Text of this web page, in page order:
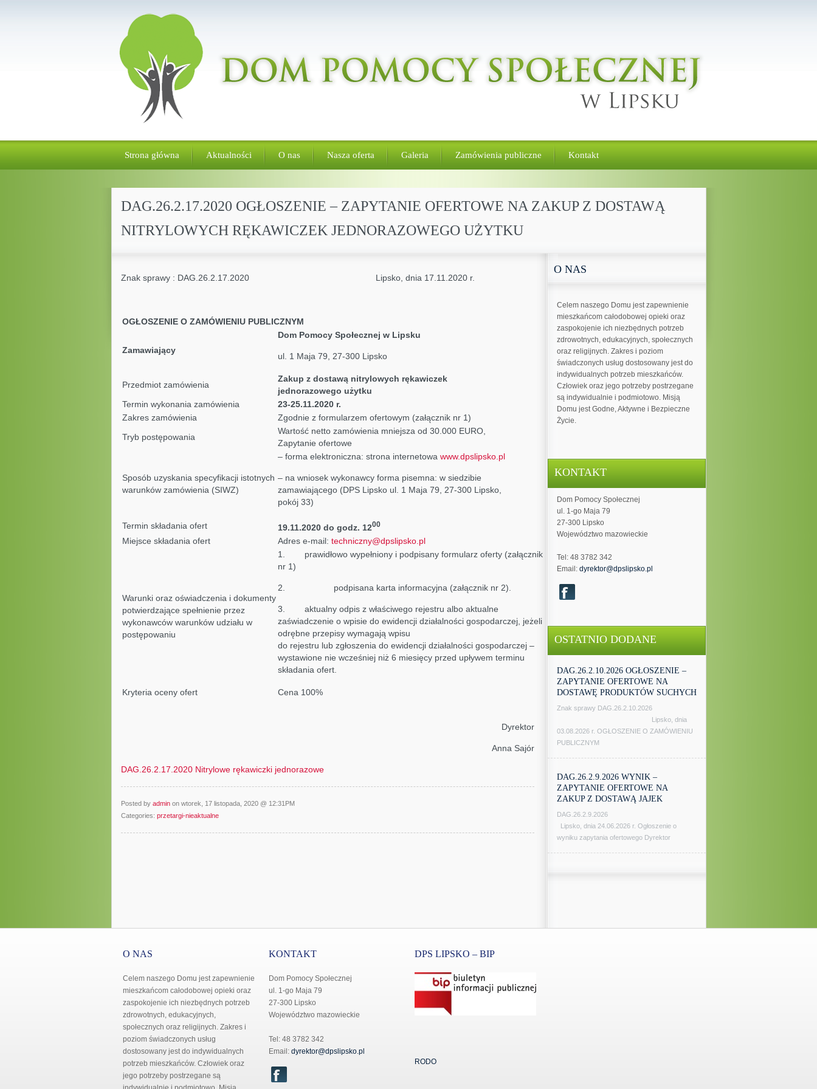
Strona główna Aktualności O nas Nasza oferta Galeria Zamówienia publiczne Kontakt
DAG.26.2.17.2020 OGŁOSZENIE – ZAPYTANIE OFERTOWE NA ZAKUP Z DOSTAWĄ
NITRYLOWYCH RĘKAWICZEK JEDNORAZOWEGO UŻYTKU
O NAS
Celem naszego Domu jest zapewnienie
mieszkańcom całodobowej opieki oraz
zaspokojenie ich niezbędnych potrzeb
zdrowotnych, edukacyjnych, społecznych
oraz religijnych. Zakres i poziom
świadczonych usług dostosowany jest do
indywidualnych potrzeb mieszkańców.
Człowiek oraz jego potrzeby postrzegane
są indywidualnie i podmiotowo. Misją
Domu jest Godne, Aktywne i Bezpieczne
Życie.
KONTAKT
Dom Pomocy Społecznej
ul. 1-go Maja 79
27-300 Lipsko
Województwo mazowieckie
Tel: 48 3782 342
Email: dyrektor@dpslipsko.pl
OSTATNIO DODANE
DAG.26.2.10.2026 OGŁOSZENIE –
ZAPYTANIE OFERTOWE NA
DOSTAWĘ PRODUKTÓW SUCHYCH
Znak sprawy DAG.26.2.10.2026
Lipsko, dnia
03.08.2026 r. OGŁOSZENIE O ZAMÓWIENIU
PUBLICZNYM
DAG.26.2.9.2026 WYNIK –
ZAPYTANIE OFERTOWE NA
ZAKUP Z DOSTAWĄ JAJEK
DAG.26.2.9.2026
Lipsko, dnia 24.06.2026 r. Ogłoszenie o
wyniku zapytania ofertowego Dyrektor
Znak sprawy : DAG.26.2.17.2020 Lipsko, dnia 17.11.2020 r.
OGŁOSZENIE O ZAMÓWIENIU PUBLICZNYM
Zamawiający
Dom Pomocy Społecznej w Lipsku
ul. 1 Maja 79, 27-300 Lipsko
Przedmiot zamówienia
Zakup z dostawą nitrylowych rękawiczek
jednorazowego użytku
Termin wykonania zamówienia
23-25.11.2020 r.
Zakres zamówienia
Zgodnie z formularzem ofertowym (załącznik nr 1)
Tryb postępowania
Wartość netto zamówienia mniejsza od 30.000 EURO,
Zapytanie ofertowe
Sposób uzyskania specyfikacji istotnych
warunków zamówienia (SIWZ)
– forma elektroniczna: strona internetowa www.dpslipsko.pl
– na wniosek wykonawcy forma pisemna: w siedzibie
zamawiającego (DPS Lipsko ul. 1 Maja 79, 27-300 Lipsko,
pokój 33)
Termin składania ofert 19.11.2020 do godz. 1200
Miejsce składania ofert Adres e-mail: techniczny@dpslipsko.pl
Warunki oraz oświadczenia i dokumenty
potwierdzające spełnienie przez
wykonawców warunków udziału w
postępowaniu
1. prawidłowo wypełniony i podpisany formularz oferty (załącznik
nr 1)
2. podpisana karta informacyjna (załącznik nr 2).
3. aktualny odpis z właściwego rejestru albo aktualne
zaświadczenie o wpisie do ewidencji działalności gospodarczej, jeżeli
odrębne przepisy wymagają wpisu
do rejestru lub zgłoszenia do ewidencji działalności gospodarczej –
wystawione nie wcześniej niż 6 miesięcy przed upływem terminu
składania ofert.
Kryteria oceny ofert Cena 100%
Dyrektor
Anna Sajór
DAG.26.2.17.2020 Nitrylowe rękawiczki jednorazowe
Posted by adminon wtorek, 17 listopada, 2020 @ 12:31PM
Categories: przetargi-nieaktualne
O NAS
Celem naszego Domu jest zapewnienie
mieszkańcom całodobowej opieki oraz
zaspokojenie ich niezbędnych potrzeb
zdrowotnych, edukacyjnych,
społecznych oraz religijnych. Zakres i
poziom świadczonych usług
dostosowany jest do indywidualnych
potrzeb mieszkańców. Człowiek oraz
jego potrzeby postrzegane są
KONTAKT
Dom Pomocy Społecznej
ul. 1-go Maja 79
27-300 Lipsko
Województwo mazowieckie
Tel: 48 3782 342
Email: dyrektor@dpslipsko.pl
DPS LIPSKO – BIP
RODO